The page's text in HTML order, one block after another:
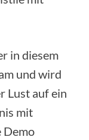
in diesem
und wird
Lust auf ein
mit
Demo